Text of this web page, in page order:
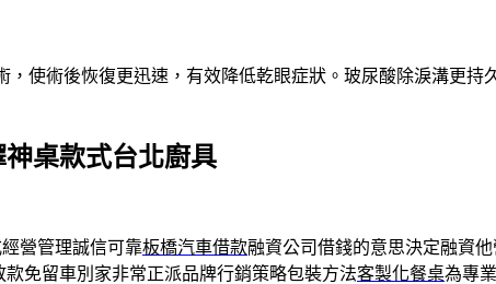
使術後恢復更迅速，有效降低乾眼症狀。玻尿酸除淚溝更
桌款式台北廚具
營管理誠信可靠板橋汽車借款融資公司借錢的意思決定融資
款免留車別家非常正派品牌行銷策略包裝方法客製化餐桌為專